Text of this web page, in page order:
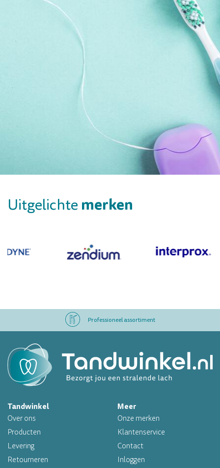
Uitgelichte merken
Professioneel assortiment
Op werkdagen voor 16.00 uur besteld, morgen in huis
Professioneel assortiment
Altijd op voorraad
Tandwinkel
Over ons
Producten
Levering
Retourneren
Meer
Onze merken
Klantenservice
Contact
Inloggen